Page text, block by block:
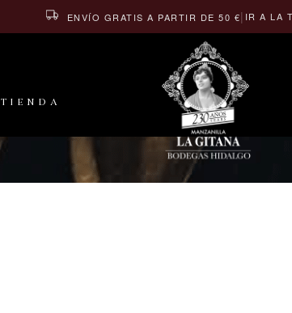
ENVÍO GRATIS A PARTIR DE 50 €| IR A LA
TIENDA